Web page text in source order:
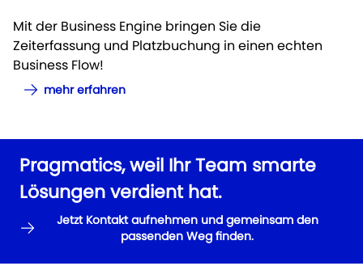
Mit der Business Engine bringen Sie die
Zeiterfassung und Platzbuchung in einen echten
Business Flow!
mehr erfahren
Pragmatics, weil Ihr Team smarte
Lösungen verdient hat.
Jetzt Kontakt aufnehmen und gemeinsam den
passenden Weg finden.